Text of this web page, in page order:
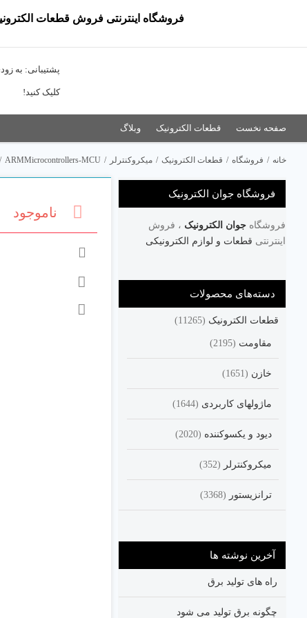
فروشگاه اینترنتی فروش قطعات
پشتیبانی: به
کلیک کنید!
صفحه نخست قطعات الکترونیک وبلاگ
خانه / فروشگاه / قطعات الکترونیک / میکروکنترلر /
ARMMicrocontrollers-MCU
/
ناموجود
فروشگاه جوان الکترونیک
فروشگاه جوان الکترونیک ، فروش
اینترنتی قطعات و لوازم الکترونیکی
دسته‌های محصولات
قطعات الکترونیک (11265)
مقاومت (2195)
خازن (1651)
ماژولهای کاربردی (1644)
دیود و یکسوکننده (2020)
میکروکنترلر (352)
ترانزیستور (3368)
آخرین نوشته ها
راه های تولید برق
چگونه برق تولید می شود